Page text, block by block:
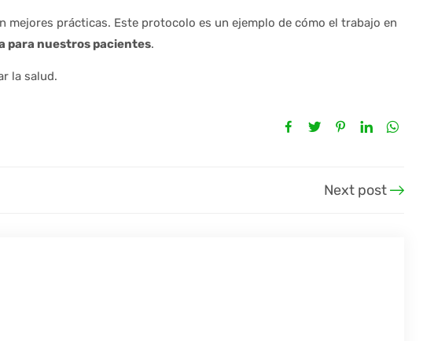
prácticas. Este protocolo es un ejemplo de cómo el trabajo en
para nuestros pacientes.
la salud.
Next post